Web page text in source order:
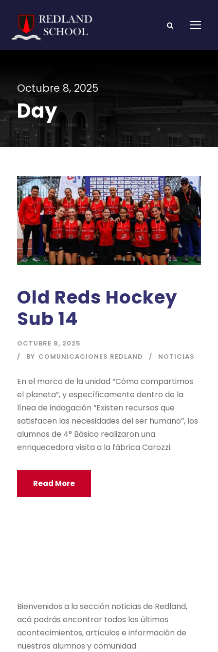
Octubre 8, 2025
Day
Old Reds Hockey
Sub 14
OCTUBRE 8, 2025
BY COMUNICACIONES REDLAND NOTICIAS
En el marco de la unidad “Cómo compartimos
el planeta”, y específicamente dentro de la
línea de indagación “Existen recursos que
satisfacen las necesidades del ser humano”, los
alumnos de 4° Básico realizaron una
enriquecedora visita a la fábrica Carozzi.
Read More
Bienvenidos a la sección noticias de Redland,
acá podrás encontrar todos los últimos
acontecimientos, artículos e información de
nuestros alumnos y comunidad.